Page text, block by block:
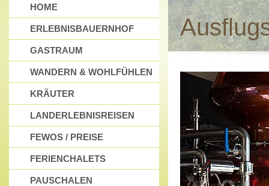
HOME
ERLEBNISBAUERNHOF
GASTRAUM
WANDERN & WOHLFÜHLEN
KRÄUTER
LANDERLEBNISREISEN
FEWOS / PREISE
FERIENCHALETS
PAUSCHALEN